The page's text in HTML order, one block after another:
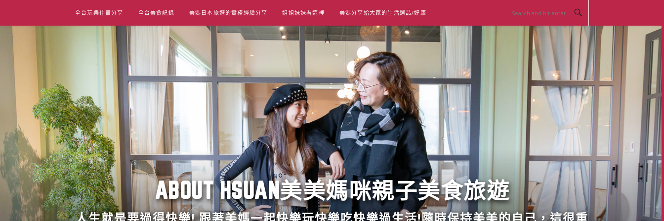
content
全台玩樂住宿分享 全台美食記錄 美媽日本旅遊的實務經驗分享 姐姐妹妹看這裡 美媽分享給大家的生活選品/好康
ABOUT HSUAN美美媽咪親子美食旅遊